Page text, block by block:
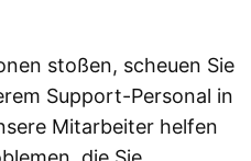
stoßen, scheuen Sie
Support-Personal in
Mitarbeiter helfen